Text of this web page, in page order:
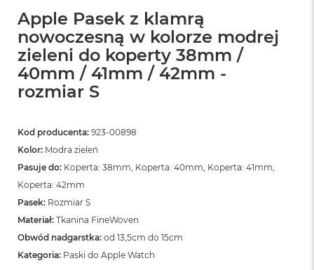
Apple Pasek z klamrą
nowoczesną w kolorze modrej
zieleni do koperty 38mm /
40mm / 41mm / 42mm -
rozmiar S
Kod producenta: 923-00898
Kolor: Modra zieleń
Pasuje do: Koperta: 38mm, Koperta: 40mm, Koperta: 41mm,
Koperta: 42mm
Pasek: Rozmiar S
Materiał: Tkanina FineWoven
Obwód nadgarstka: od 13,5cm do 15cm
Kategoria: Paski do Apple Watch